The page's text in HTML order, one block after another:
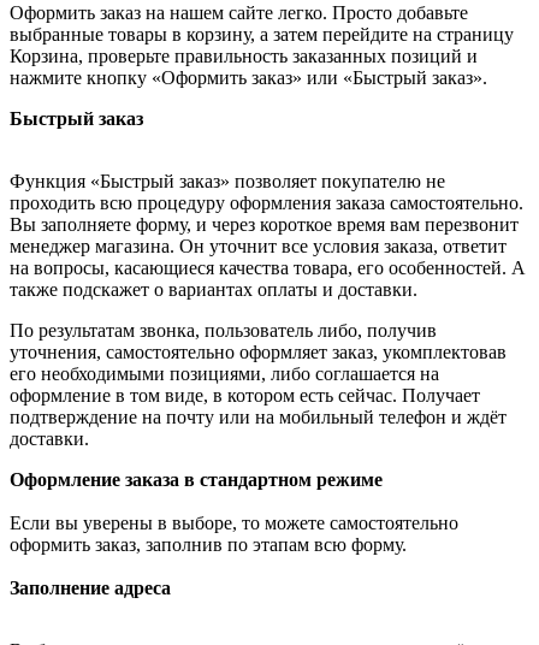
Оформить заказ на нашем сайте легко. Просто добавьте
выбранные товары в корзину, а затем перейдите на страницу
Корзина, проверьте правильность заказанных позиций и
нажмите кнопку «Оформить заказ» или «Быстрый заказ».
Быстрый заказ
Функция «Быстрый заказ» позволяет покупателю не
проходить всю процедуру оформления заказа самостоятельно.
Вы заполняете форму, и через короткое время вам перезвонит
менеджер магазина. Он уточнит все условия заказа, ответит
на вопросы, касающиеся качества товара, его особенностей. А
также подскажет о вариантах оплаты и доставки.
По результатам звонка, пользователь либо, получив
уточнения, самостоятельно оформляет заказ, укомплектовав
его необходимыми позициями, либо соглашается на
оформление в том виде, в котором есть сейчас. Получает
подтверждение на почту или на мобильный телефон и ждёт
доставки.
Оформление заказа в стандартном режиме
Если вы уверены в выборе, то можете самостоятельно
оформить заказ, заполнив по этапам всю форму.
Заполнение адреса